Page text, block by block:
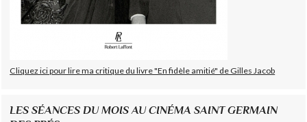
Cliquez ici pour lire ma critique du livre "En fidèle amitié" de Gilles Jacob
LES SÉANCES DU MOIS AU CINÉMA SAINT GERMAIN